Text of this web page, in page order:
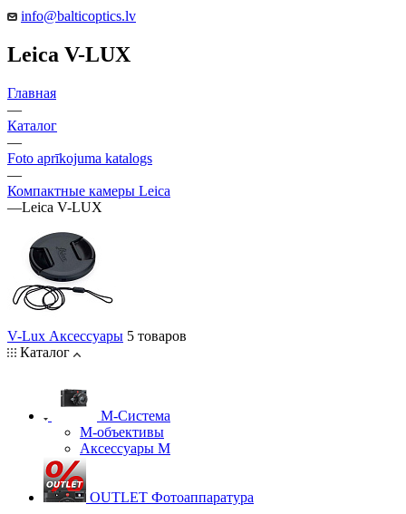
info@balticoptics.lv
Leica V-LUX
Главная
—
Каталог
—
Foto aprīkojuma katalogs
—
Компактные камеры Leica
—Leica V-LUX
V-Lux Аксессуары 5 товаров
Каталог
M-Система
М-объективы
Аксессуары М
OUTLET Фотоаппаратура